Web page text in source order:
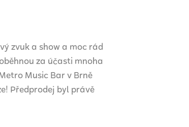
zvuk a show a moc rád
za účasti mnoha
Music Bar v Brně
Předprodej byl právě